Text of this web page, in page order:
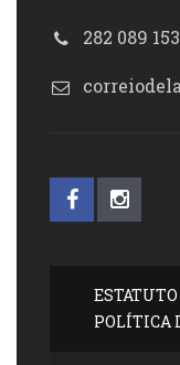
282 089
POLÍTICA